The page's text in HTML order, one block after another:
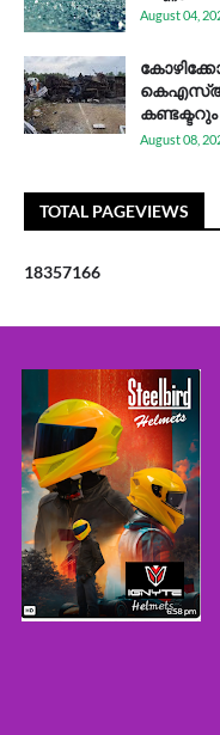
August 04,
കണ്ടക്ടറും
August 08,
TOTAL PAGEVIEWS
18357166